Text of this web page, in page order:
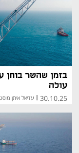
בזמן שהשר בוחן
עולה
30.10.25
| עדיאל איתן